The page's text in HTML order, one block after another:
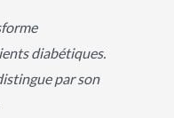
diabétiques.
par son